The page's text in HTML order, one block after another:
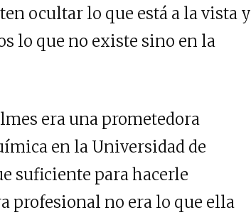
ocultar lo que está a la vista y
lo que no existe sino en la
era una prometedora
en la Universidad de
suficiente para hacerle
profesional no era lo que ella